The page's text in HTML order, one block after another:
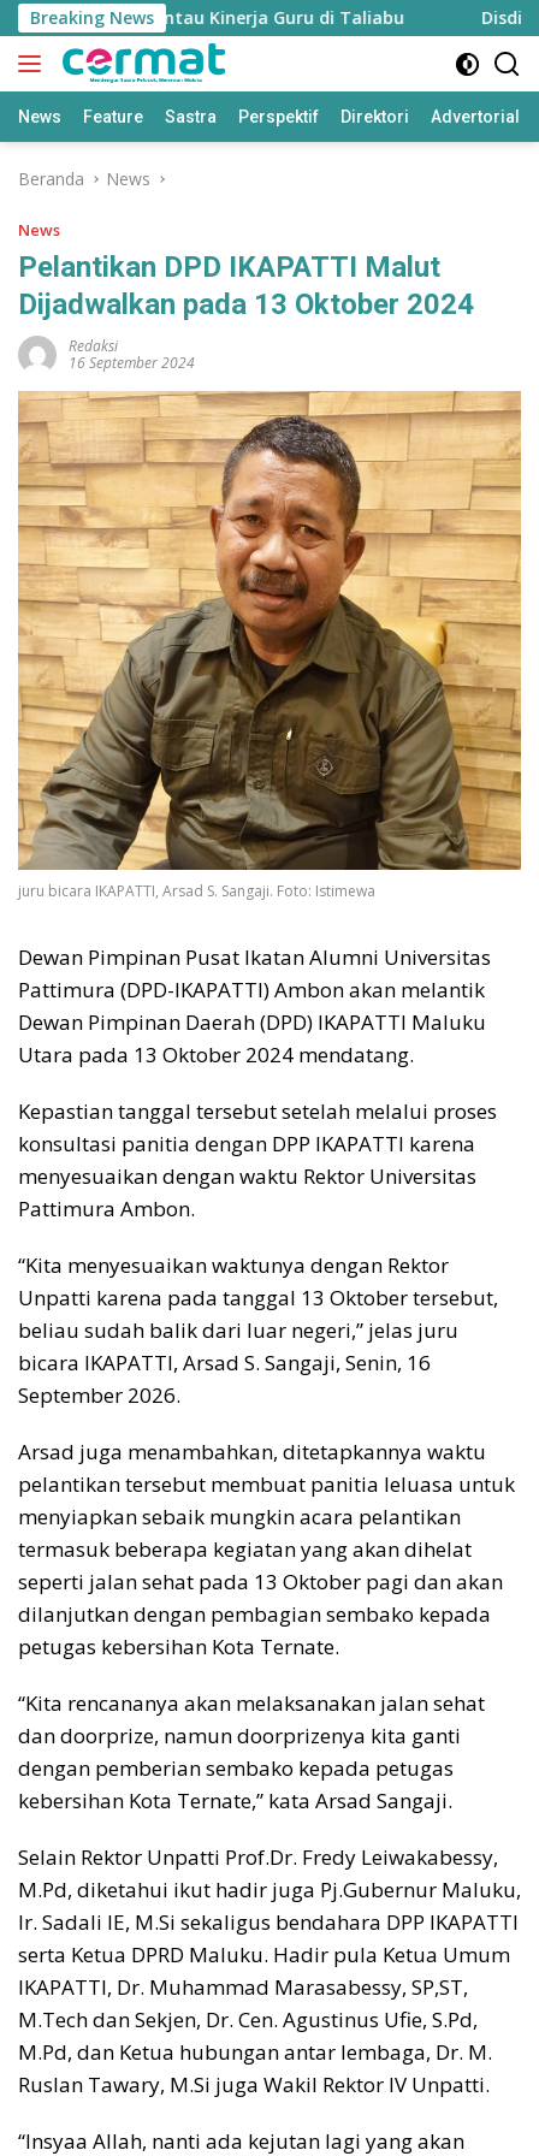
Langsung
ke
konten
Breaking News
untuk Pantau Kinerja Guru di Taliabu Disdik
News Feature Sastra Perspektif Direktori Advertorial
Beranda News
News
Pelantikan DPD IKAPATTI Malut
Dijadwalkan pada 13 Oktober 2024
Redaksi
16 September 2024
juru bicara IKAPATTI, Arsad S. Sangaji. Foto: Istimewa
Dewan Pimpinan Pusat Ikatan Alumni Universitas
Pattimura (DPD-IKAPATTI) Ambon akan melantik
Dewan Pimpinan Daerah (DPD) IKAPATTI Maluku
Utara pada 13 Oktober 2024 mendatang.
Kepastian tanggal tersebut setelah melalui proses
konsultasi panitia dengan DPP IKAPATTI karena
menyesuaikan dengan waktu Rektor Universitas
Pattimura Ambon.
“Kita menyesuaikan waktunya dengan Rektor
Unpatti karena pada tanggal 13 Oktober tersebut,
beliau sudah balik dari luar negeri,” jelas juru
bicara IKAPATTI, Arsad S. Sangaji, Senin, 16
September 2026.
Arsad juga menambahkan, ditetapkannya waktu
pelantikan tersebut membuat panitia leluasa untuk
menyiapkan sebaik mungkin acara pelantikan
termasuk beberapa kegiatan yang akan dihelat
seperti jalan sehat pada 13 Oktober pagi dan akan
dilanjutkan dengan pembagian sembako kepada
petugas kebersihan Kota Ternate.
“Kita rencananya akan melaksanakan jalan sehat
dan doorprize, namun doorprizenya kita ganti
dengan pemberian sembako kepada petugas
kebersihan Kota Ternate,” kata Arsad Sangaji.
Selain Rektor Unpatti Prof.Dr. Fredy Leiwakabessy,
M.Pd, diketahui ikut hadir juga Pj.Gubernur Maluku,
Ir. Sadali IE, M.Si sekaligus bendahara DPP IKAPATTI
serta Ketua DPRD Maluku. Hadir pula Ketua Umum
IKAPATTI, Dr. Muhammad Marasabessy, SP,ST,
M.Tech dan Sekjen, Dr. Cen. Agustinus Ufie, S.Pd,
M.Pd, dan Ketua hubungan antar lembaga, Dr. M.
Ruslan Tawary, M.Si juga Wakil Rektor IV Unpatti.
“Insyaa Allah, nanti ada kejutan lagi yang akan